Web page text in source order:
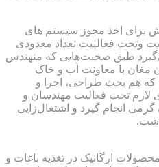
برای اخذ مجوز سیستم های
وتحت فعالییت تعداد معدودی
طبق صحبت‌هایی که منهندس
مغان با معاونت آب و خاک
که هم بحث طراحی، اجرا و
لازم تحت فعالیت مهندسان و
انجام گیرد و اشتغال‌زایی
ارگانیک در تغذیه باغات و